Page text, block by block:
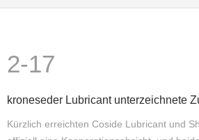
2-17
Kürzlich erreichten Coside Lubricant und